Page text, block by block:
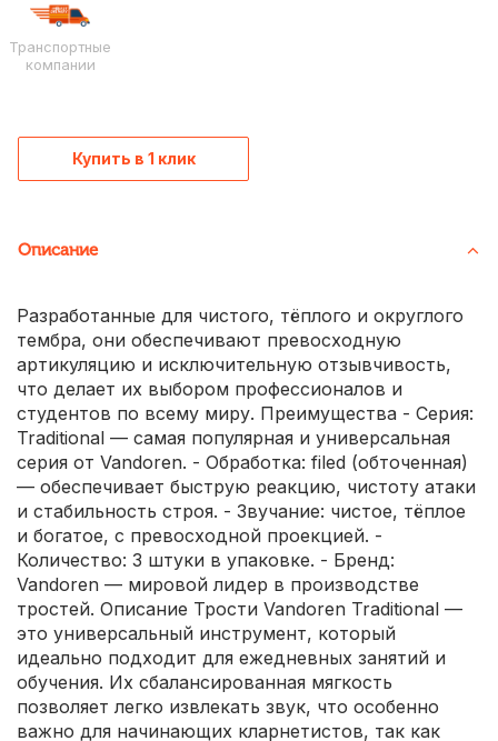
Транспортные
компании
Купить в 1 клик
Описание
Разработанные для чистого, тёплого и округлого
тембра, они обеспечивают превосходную
артикуляцию и исключительную отзывчивость,
что делает их выбором профессионалов и
студентов по всему миру. Преимущества - Серия:
Traditional — самая популярная и универсальная
серия от Vandoren. - Обработка: filed (обточенная)
— обеспечивает быструю реакцию, чистоту атаки
и стабильность строя. - Звучание: чистое, тёплое
и богатое, с превосходной проекцией. -
Количество: 3 штуки в упаковке. - Бренд:
Vandoren — мировой лидер в производстве
тростей. Описание Трости Vandoren Traditional —
это универсальный инструмент, который
идеально подходит для ежедневных занятий и
обучения. Их сбалансированная мягкость
позволяет легко извлекать звук, что особенно
важно для начинающих кларнетистов, так как